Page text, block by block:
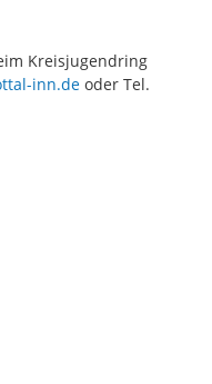
Kreisjugendring
inn.de oder Tel.